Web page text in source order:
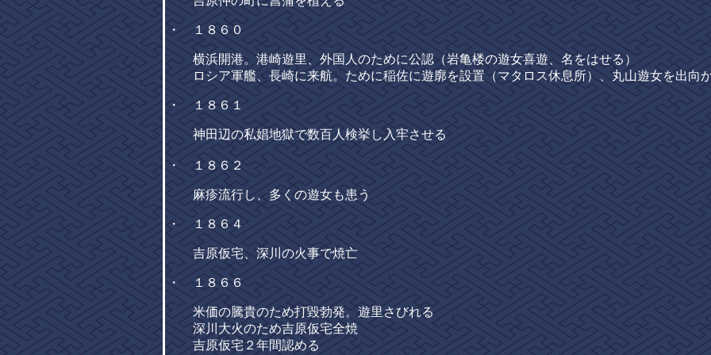
・ １８６０
横浜開港。港崎遊里、外国人のために公認（岩亀楼の遊女喜遊、名をはせる）
ロシア軍艦、長崎に来航。ために稲佐に遊廓を設置（マタロス休息所）、丸山遊女を出向
・ １８６１
神田辺の私娼地獄で数百人検挙し入牢させる
・ １８６２
麻疹流行し、多くの遊女も患う
・ １８６４
吉原仮宅、深川の火事で焼亡
・ １８６６
米価の騰貴のため打毀勃発。遊里さびれる
深川大火のため吉原仮宅全焼
吉原仮宅２年間認める